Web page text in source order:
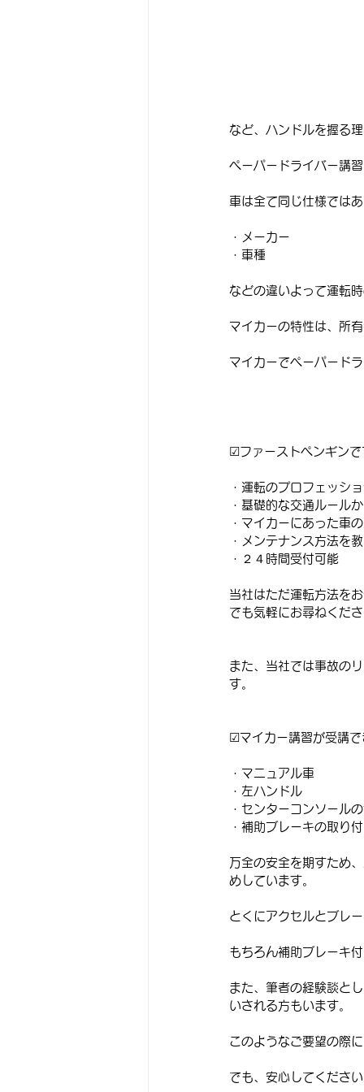
など、ハンドルを握る
ペーパードライバー講
車は全て同じ仕様ではあ
・メーカー
・車種
などの違いよって運転
マイカーの特性は、所
マイカーでペーパード
☑ファーストペンギン
・運転のプロフェッシ
・基礎的な交通ルール
・マイカーにあった車
・メンテナンス方法を
・２４時間受付可能
当社はただ運転方法を
でも気軽にお尋ねくださ
また、当社では事故の
す。
☑マイカー講習が受講で
・マニュアル車
・左ハンドル
・センターコンソール
・補助ブレーキの取り
万全の安全を期すため
めしています。
とくにアクセルとブレ
もちろん補助ブレーキ
また、筆者の経験談と
いされる方もいます。
このようなご要望の際
でも、安心してください